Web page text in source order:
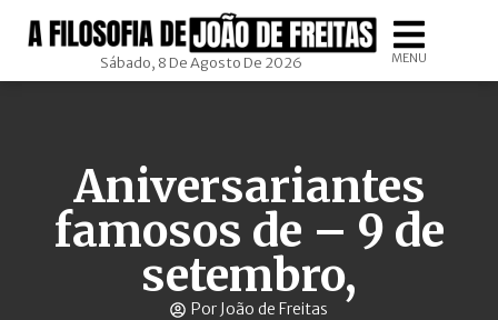
Sábado, 8 De Agosto De 2026 MENU
Aniversariantes
famosos de – 9 de
setembro,
Por João de Freitas